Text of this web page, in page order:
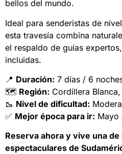
bellos del mundo.
Ideal para senderistas de
esta travesía combina
el respaldo de guías
incluidas.
📍 Duración: 7 días / 6
🗺 Región: Cordillera
🥾 Nivel de dificultad:
✅ Mejor época para ir: Mayo
Reserva ahora y vive una de
espectaculares de